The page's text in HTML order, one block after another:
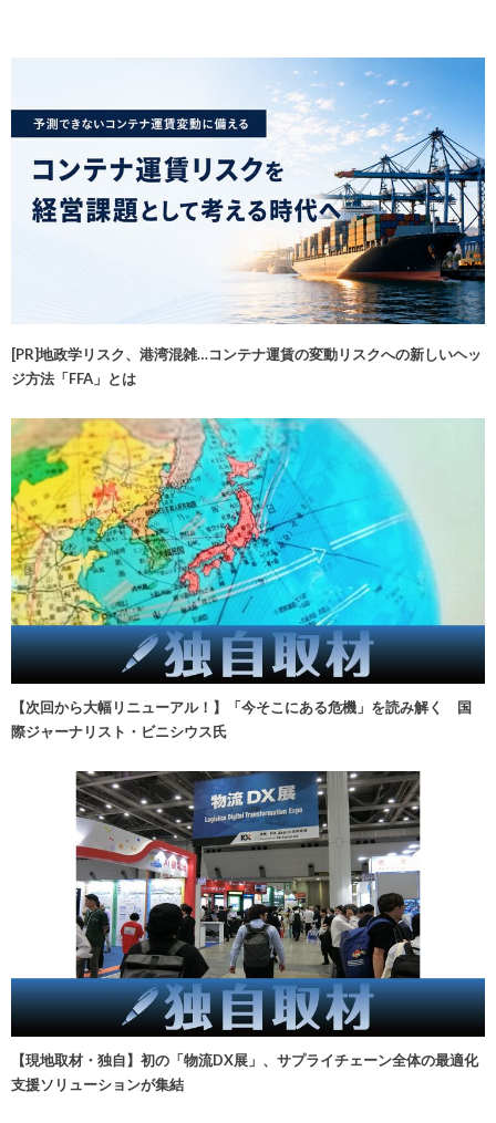
[PR]地政学リスク、港湾混雑…コンテナ運賃の変動リスクへの新しいヘッ
ジ方法「FFA」とは
【次回から大幅リニューアル！】「今そこにある危機」を読み解く 国
際ジャーナリスト・ビニシウス氏
【現地取材・独自】初の「物流DX展」、サプライチェーン全体の最適化
支援ソリューションが集結